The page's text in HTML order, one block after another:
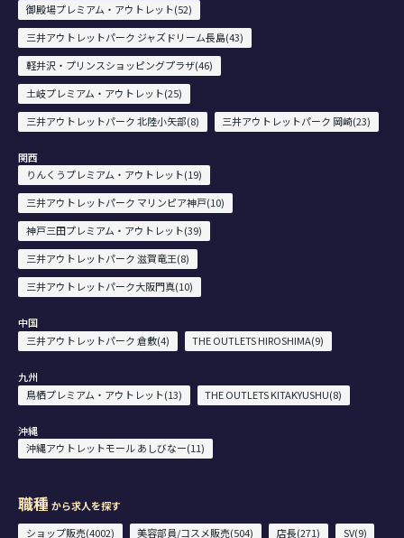
御殿場プレミアム・アウトレット(52)
三井アウトレットパーク ジャズドリーム長島(43)
軽井沢・プリンスショッピングプラザ(46)
土岐プレミアム・アウトレット(25)
三井アウトレットパーク 北陸小矢部(8)
三井アウトレットパーク 岡崎(23)
関西
りんくうプレミアム・アウトレット(19)
三井アウトレットパーク マリンピア神戸(10)
神戸三田プレミアム・アウトレット(39)
三井アウトレットパーク 滋賀竜王(8)
三井アウトレットパーク大阪門真(10)
中国
三井アウトレットパーク 倉敷(4)
THE OUTLETS HIROSHIMA(9)
九州
鳥栖プレミアム・アウトレット(13)
THE OUTLETS KITAKYUSHU(8)
沖縄
沖縄アウトレットモール あしびなー(11)
職種 から求人を探す
ショップ販売(4002)
美容部員/コスメ販売(504) 店長(271)
SV(9)